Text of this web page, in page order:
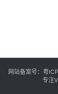
网站备案号： 粤
专注